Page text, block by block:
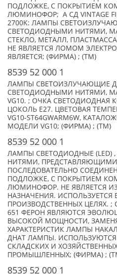
ПОДЛОЖКЕ, С ПОКРЫТИЕМ
ЛЮМИНОФОР; А СД VINTAGE
2700K: ЛАМПЫ
СВЕТОДИОДНЫМИ НИТЯМИ,
СТЕКЛО, МЕТАЛЛ,
НЕ ЯВЛЯЕТСЯ ЛОМОМ
ЯВЛЯЕТСЯ; (ФИРМА) ; (TM)
8539 52 000 1
ЛАМПЫ СВЕТОИЗЛУЧАЮЩИЕ
СВЕТОДИОДНЫМИ НИТЯМИ,
VG10. ; ОЧКА СВЕТОДИОДНАЯ
ЦОКОЛЬ Е27. ЦВЕТОВАЯ
VG10-ST64GWARM6W,
МОДЕЛИ VG10; (ФИРМА) ; (TM)
8539 52 000 1
ЛАМПЫ СВЕТОДИОДНЫЕ
НИТЯМИ, ПРЕДСТАВЛЯЮЩИМИ
ПОСЛЕДОВАТЕЛЬНО
ПОДЛОЖКЕ, С ПОКРЫТИЕМ
ЛЮМИНОФОР. НЕ ЯВЛЯЕТСЯ
НАЗНАЧЕНИЯ. ИСПОЛЬЗУЕТСЯ
ПРОИЗВОДСТВЕННЫХ ЦЕЛЯХ.
651 ФЕРОН ЯВЛЯЮТСЯ
ВЫСОКОЙ МОЩНОСТИ,
ХАРАКТЕРИСТИК ЛАМПЫ
ДНАТ ЛАМПЫ.
СКЛАДСКИХ И
ПРОМЫШЛЕННЫХ; (ФИРМА) ;
8539 52 000 1